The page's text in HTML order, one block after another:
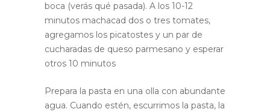
boca (verás qué pasada). A los 10-12
minutos machacad dos o tres tomates,
agregamos los picatostes y un par de
cucharadas de queso parmesano y esperar
otros 10 minutos
Prepara la pasta en una olla con abundante
agua. Cuando estén, escurrimos la pasta, la